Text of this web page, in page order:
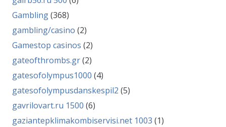
Gambling(368)
gambling/casino (2)
Gamestop casinos (2)
gateofthrombs.gr(2)
gatesofolympus1000 (4)
gatesofolympusdanskespil2 (5)
gavrilovart.ru 1500 (6)
gaziantepklimakombiservisi.net 1003 (1)